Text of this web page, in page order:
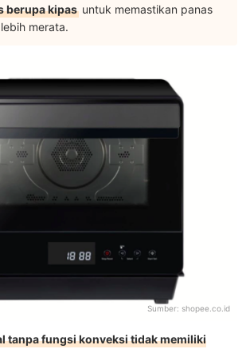
berupa kipas untuk memastikan panas
merata.
Sumber: shopee.co.id
tanpa fungsi konveksi tidak memiliki